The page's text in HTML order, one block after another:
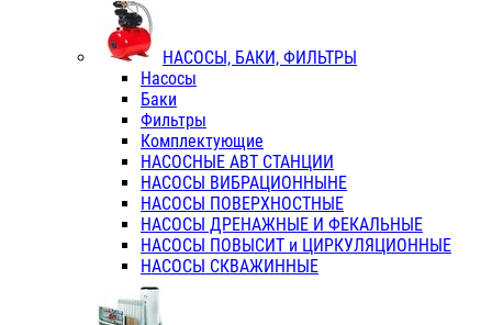
НАСОСЫ, БАКИ, ФИЛЬТРЫ
Насосы
Баки
Фильтры
Комплектующие
НАСОСНЫЕ АВТ СТАНЦИИ
НАСОСЫ ВИБРАЦИОННЫНЕ
НАСОСЫ ПОВЕРХНОСТНЫЕ
НАСОСЫ ДРЕНАЖНЫЕ И ФЕКАЛЬНЫЕ
НАСОСЫ ПОВЫСИТ и ЦИРКУЛЯЦИОННЫЕ
НАСОСЫ СКВАЖИННЫЕ